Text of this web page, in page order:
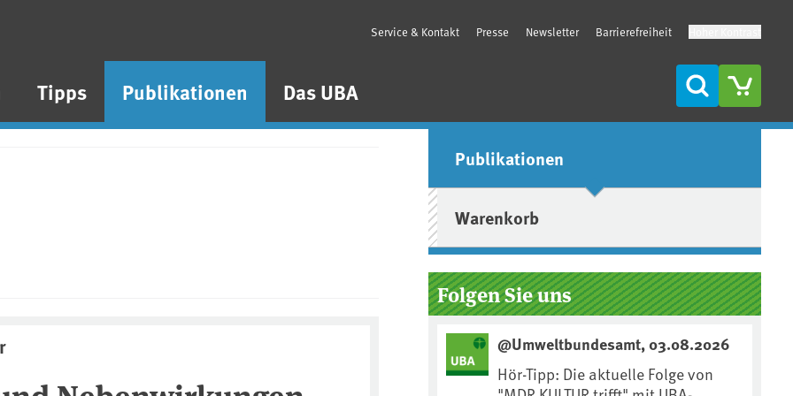
Tipps Publikationen Das UBA
Service & Kontakt Presse Newsletter Barrierefreiheit
Suche
Seitenleiste
Publikationen
Warenkorb
Folgen Sie uns
@Umweltbundesamt, 03.08.2026
Hör-Tipp: Die aktuelle Folge von